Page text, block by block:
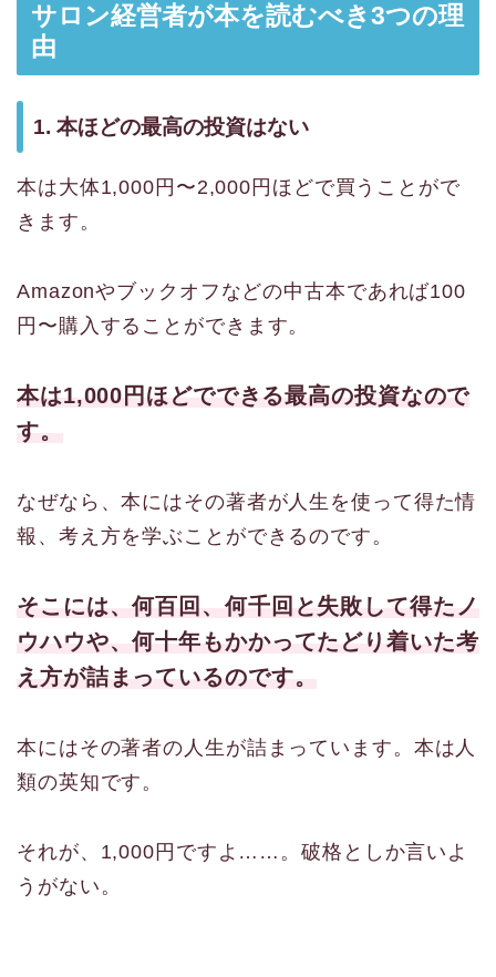
サロン経営者が本を読むべき3つの理
由
1. 本ほどの最高の投資はない
本は大体1,000円〜2,000円ほどで買うことがで
きます。
Amazonやブックオフなどの中古本であれば100
円〜購入することができます。
本は1,000円ほどでできる最高の投資なので
す。
なぜなら、本にはその著者が人生を使って得た情
報、考え方を学ぶことができるのです。
そこには、何百回、何千回と失敗して得たノ
ウハウや、何十年もかかってたどり着いた考
え方が詰まっているのです。
本にはその著者の人生が詰まっています。本は人
類の英知です。
それが、1,000円ですよ……。破格としか言いよ
うがない。